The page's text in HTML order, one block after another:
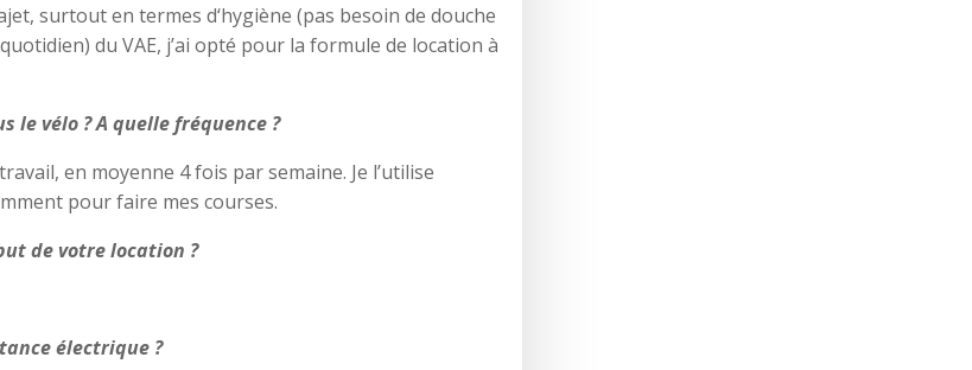
surtout en termes d‘hygiène (pas besoin de douche
du VAE, j’ai opté pour la formule de location à
le vélo ? A quelle fréquence ?
en moyenne 4 fois par semaine. Je l’utilise
pour faire mes courses.
de votre location ?
électrique ?